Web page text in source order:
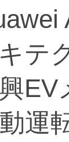
テ
EV
運